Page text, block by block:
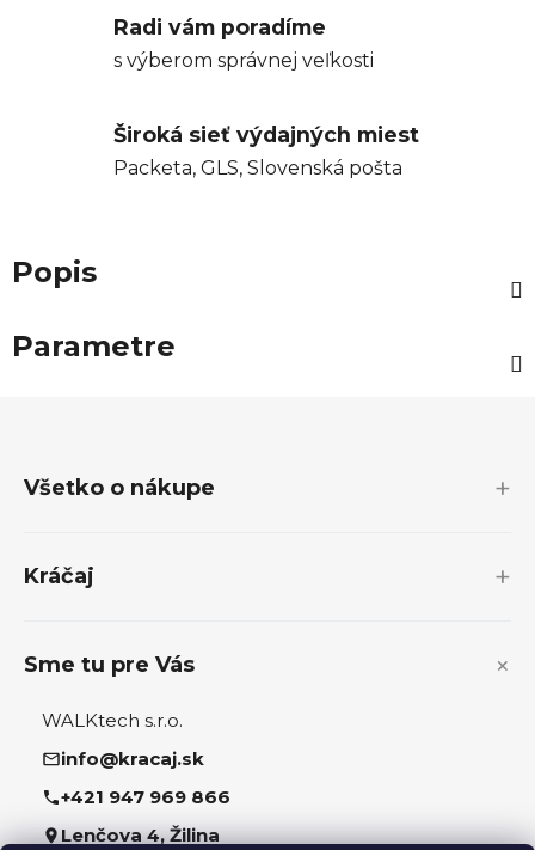
Radi vám poradíme
s výberom správnej veľkosti
Široká sieť výdajných miest
Packeta, GLS, Slovenská pošta
Popis
Parametre
Všetko o nákupe
Kráčaj
Sme tu pre Vás
WALKtech s.r.o.
info@kracaj.sk
+421 947 969 866
Lenčova 4, Žilina